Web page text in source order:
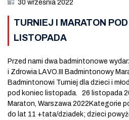
30 września 2022
TURNIEJ I MARATON
LISTOPADA
Przed nami dwa badmintonowe
i Zdrowia LAVO.III Badmintonowy
Badmintonowi Turniej dla dzieci i
pod koniec listopada. 26 listopada
Maraton, Warszawa 2022Kategorie
do lat 11 +tata/dziadek; dzieci